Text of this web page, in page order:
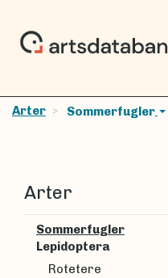
Arter Sommerfugler
Arter
Sommerfugler
Lepidoptera
Rotetere